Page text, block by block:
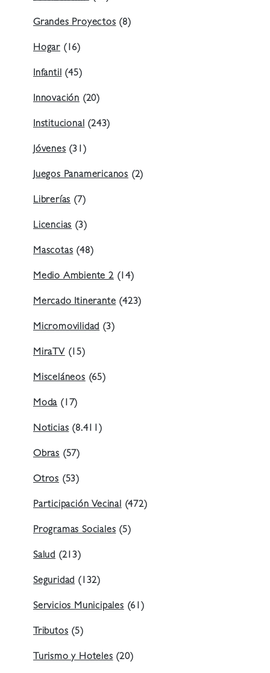
Grandes Proyectos (8)
Hogar (16)
Infantil (45)
Innovación (20)
Institucional (243)
Jóvenes (31)
Juegos Panamericanos (2)
Librerías (7)
Licencias (3)
Mascotas (48)
Medio Ambiente 2(14)
Mercado Itinerante (423)
Micromovilidad (3)
MiraTV (15)
Misceláneos (65)
Moda (17)
Noticias (8.411)
Obras (57)
Otros (53)
Participación Vecinal (472)
Programas Sociales (5)
Salud (213)
Seguridad (132)
Servicios Municipales (61)
Tributos (5)
Turismo y Hoteles (20)